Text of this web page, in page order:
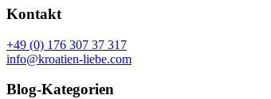
Kontakt
+49 (0) 176 307 37 317
info@kroatien-liebe.com
Blog-Kategorien